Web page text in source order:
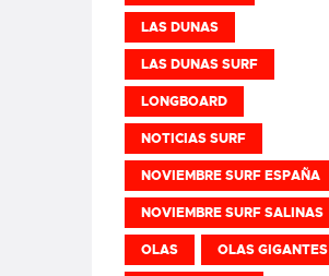
LAS DUNAS
LAS DUNAS SURF
LONGBOARD
NOTICIAS SURF
NOVIEMBRE SURF ESPAÑA
NOVIEMBRE SURF SALINAS
OLAS OLAS GIGANTES